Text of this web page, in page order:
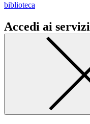
biblioteca
Accedi ai servizi